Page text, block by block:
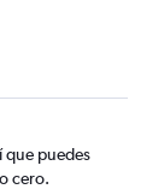
que puedes
cero.